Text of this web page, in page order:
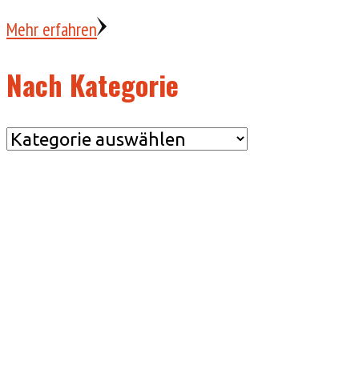
Mehr erfahren
Nach Kategorie
Nach